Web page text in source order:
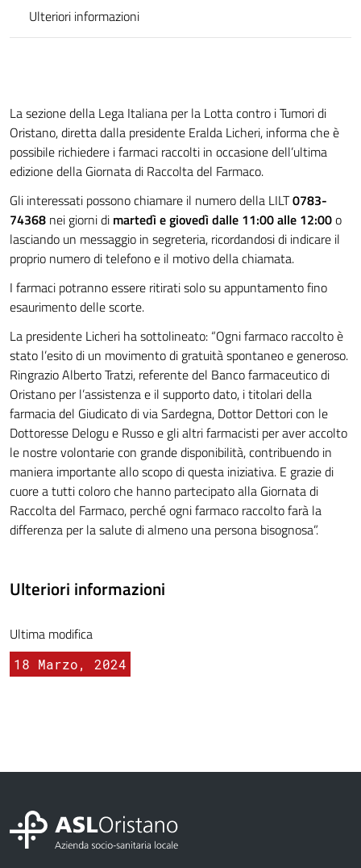
Ulteriori informazioni
La sezione della Lega Italiana per la Lotta contro i Tumori di
Oristano, diretta dalla presidente Eralda Licheri, informa che è
possibile richiedere i farmaci raccolti in occasione dell’ultima
edizione della Giornata di Raccolta del Farmaco.
Gli interessati possono chiamare il numero della LILT0783-
74368 nei giorni di martedì e giovedì dalle 11:00 alle 12:00o
lasciando un messaggio in segreteria, ricordandosi di indicare il
proprio numero di telefono e il motivo della chiamata.
I farmaci potranno essere ritirati solo su appuntamento fino
esaurimento delle scorte.
La presidente Licheri ha sottolineato: “Ogni farmaco raccolto è
stato l’esito di un movimento di gratuità spontaneo e generoso.
Ringrazio Alberto Tratzi, referente del Banco farmaceutico di
Oristano per l’assistenza e il supporto dato, i titolari della
farmacia del Giudicato di via Sardegna, Dottor Dettori con le
Dottoresse Delogu e Russo e gli altri farmacisti per aver accolto
le nostre volontarie con grande disponibilità, contribuendo in
maniera importante allo scopo di questa iniziativa. E grazie di
cuore a tutti coloro che hanno partecipato alla Giornata di
Raccolta del Farmaco, perché ogni farmaco raccolto farà la
differenza per la salute di almeno una persona bisognosa”.
Ulteriori informazioni
Ultima modifica
18 Marzo, 2024